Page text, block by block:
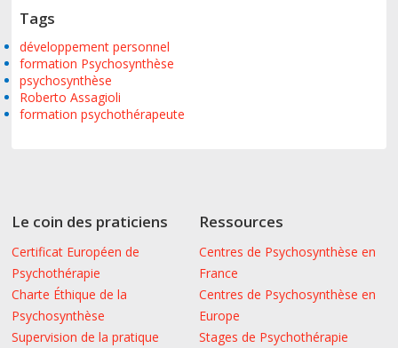
Tags
développement personnel
formation Psychosynthèse
psychosynthèse
Roberto Assagioli
formation psychothérapeute
Le coin des praticiens
Certificat Européen de
Psychothérapie
Charte Éthique de la
Psychosynthèse
Supervision de la pratique
Ressources
Centres de Psychosynthèse en
France
Centres de Psychosynthèse en
Europe
Stages de Psychothérapie